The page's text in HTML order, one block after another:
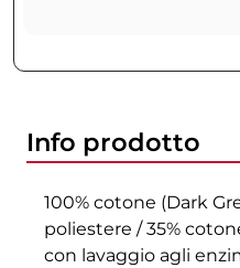
Info prodotto
100% cotone (Dark
poliestere / 35%
con lavaggio agli